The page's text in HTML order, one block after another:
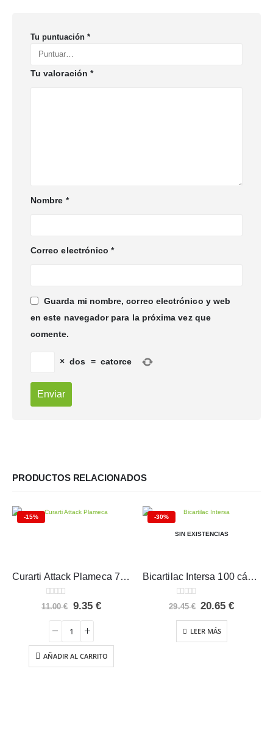
Tu puntuación *
Tu valoración *
Nombre *
Correo electrónico*
Guarda mi nombre, correo electrónico y web
en este navegador para la próxima vez que
comente.
× dos = catorce
PRODUCTOS RELACIONADOS
-15%
Curarti Attack Plameca 7 comprimidos
0 out of 5
11.00€ El
original
era:
11.00 €.
9.35 €El
9.35 €.
AÑADIR AL CARRITO
-30%
SIN EXISTENCIAS
Bicartilac Intersa 100 cápsulas
0 out of 5
29.45€ El
original
era:
29.45 €.
20.65€El
LEER MÁS